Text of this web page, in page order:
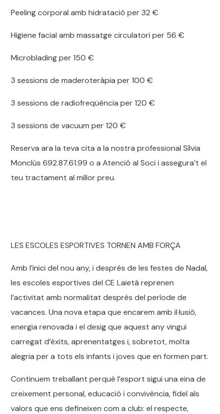
Peeling corporal amb hidratació per 32 €
Higiene facial amb massatge circulatori per 56 €
Microblading per 150 €
3 sessions de maderoteràpia per 100 €
3 sessions de radiofreqüència per 120 €
3 sessions de vacuum per 120 €
Reserva ara la teva cita a la nostra professional Sílvia
Monclús 692.87.61.99 o a Atenció al Soci i assegura’t el
teu tractament al millor preu.
LES ESCOLES ESPORTIVES TORNEN AMB FORÇA
Amb l’inici del nou any, i després de les festes de Nadal,
les escoles esportives del CE Laietà reprenen
l’activitat amb normalitat després del període de
vacances. Una nova etapa que encarem amb il·lusió,
energia renovada i el desig que aquest any vingui
carregat d’èxits, aprenentatges i, sobretot, molta
alegria per a tots els infants i joves que en formen part.
Continuem treballant perquè l’esport sigui una eina de
creixement personal, educació i convivència, fidel als
valors que ens defineixen com a club: el respecte,